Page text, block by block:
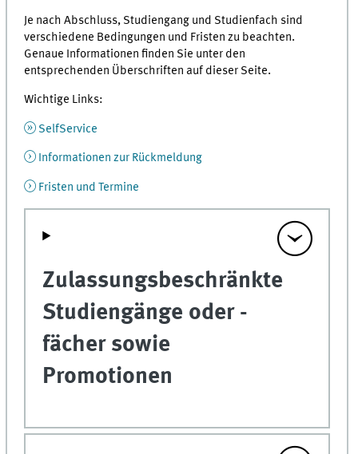
Je nach Abschluss, Studiengang und Studienfach sind
verschiedene Bedingungen und Fristen zu beachten.
Genaue Informationen finden Sie unter den
entsprechenden Überschriften auf dieser Seite.
Wichtige Links:
SelfService
Informationen zur Rückmeldung
Fristen und Termine
Zulassungsbeschränkte
Studiengänge oder -
fächer sowie
Promotionen